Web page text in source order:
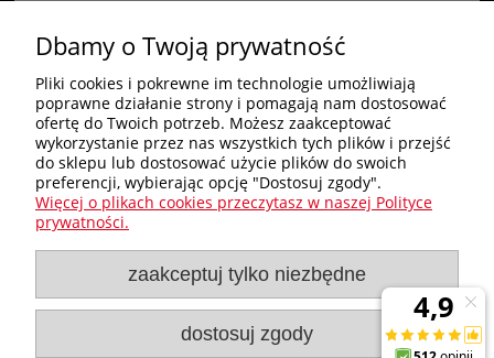
« 1
Zakupy
Pomoc
Moje konto
Informacje
Dbamy o Twoją prywatność
Pliki cookies i pokrewne im technologie umożliwiają
poprawne działanie strony i pomagają nam dostosować
ofertę do Twoich potrzeb. Możesz zaakceptować
wykorzystanie przez nas wszystkich tych plików i przejść
do sklepu lub dostosować użycie plików do swoich
preferencji, wybierając opcję "Dostosuj zgody".
Więcej o plikach cookies przeczytasz w naszej Polityce
prywatności.
zaakceptuj tylko niezbędne
dostosuj zgody